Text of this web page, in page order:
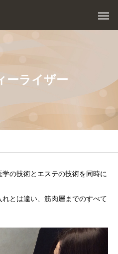
ーライザー
の技術とエステの技術を同時に
とは違い、筋肉層までのすべて